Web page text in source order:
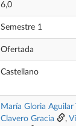
6,0
Semestre 1
Ofertada
Castellano
María Gloria Aguilar
Clavero Gracia
,